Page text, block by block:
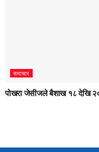
समाचार
पोखरा जेसीजले बैशाख १८ देखि